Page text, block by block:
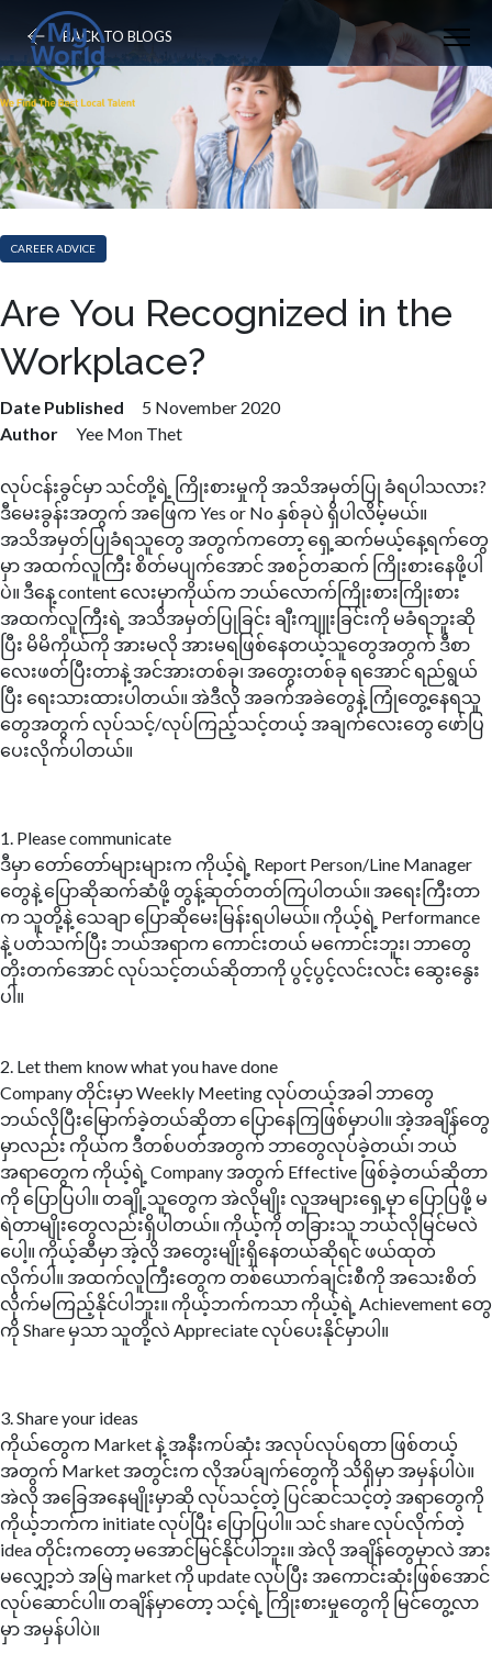
BACK TO BLOGS
CAREER ADVICE
Are You Recognized in the
Workplace?
Date Published
5 November 2020
Author
Yee Mon Thet
လုပ်ငန်းခွင်မှာ သင်တို့ရဲ့ ကြိုးစားမှုကို အသိအမှတ်ပြု ခံရပါသလား?
ဒီမေးခွန်းအတွက် အဖြေက Yes or No နှစ်ခုပဲ ရှိပါလိမ့်မယ်။
အသိအမှတ်ပြုခံရသူတွေ အတွက်ကတော့ ရှေ့ဆက်မယ့်နေ့ရက်တွေ
မှာ အထက်လူကြီး စိတ်မပျက်အောင် အစဉ်တဆက် ကြိုးစားနေဖို့ပါ
ပဲ။ ဒီနေ့ content လေးမှာကိုယ်က ဘယ်လောက်ကြိုးစားကြိုးစား
အထက်လူကြီးရဲ့ အသိအမှတ်ပြုခြင်း ချီးကျူးခြင်းကို မခံရဘူးဆို
ပြီး မိမိကိုယ်ကို အားမလို အားမရဖြစ်နေတယ့်သူတွေအတွက် ဒီစာ
လေးဖတ်ပြီးတာနဲ့ အင်အားတစ်ခု၊ အတွေးတစ်ခု ရအောင် ရည်ရွယ်
ပြီး ရေးသားထားပါတယ်။ အဲဒီလို အခက်အခဲတွေနဲ့ ကြုံတွေ့နေရသူ
တွေအတွက် လုပ်သင့်/လုပ်ကြည့်သင့်တယ့် အချက်လေးတွေ ဖော်ပြ
ပေးလိုက်ပါတယ်။
1. Please communicate
ဒီမှာ တော်တော်များများက ကိုယ့်ရဲ့ Report Person/Line Manager
တွေနဲ့ ပြောဆိုဆက်ဆံဖို့ တွန့်ဆုတ်တတ်ကြပါတယ်။ အရေးကြီးတာ
က သူတို့နဲ့ သေချာ ပြောဆိုမေးမြန်းရပါမယ်။ ကိုယ့်ရဲ့ Performance
နဲ့ ပတ်သက်ပြီး ဘယ်အရာက ကောင်းတယ် မကောင်းဘူး၊ ဘာတွေ
တိုးတက်အောင် လုပ်သင့်တယ်ဆိုတာကို ပွင့်ပွင့်လင်းလင်း ဆွေးနွေး
ပါ။
2. Let them know what you have done
Company တိုင်းမှာ Weekly Meeting လုပ်တယ့်အခါ ဘာတွေ
ဘယ်လိုပြီးမြောက်ခဲ့တယ်ဆိုတာ ပြောနေကြဖြစ်မှာပါ။ အဲ့အချိန်တွေ
မှာလည်း ကိုယ်က ဒီတစ်ပတ်အတွက် ဘာတွေလုပ်ခဲ့တယ်၊ ဘယ်
အရာတွေက ကိုယ့်ရဲ့ Company အတွက် Effective ဖြစ်ခဲ့တယ်ဆိုတာ
ကို ပြောပြပါ။ တချို့သူတွေက အဲလိုမျိုး လူအများရှေ့မှာ ပြောပြဖို့ မ
ရဲတာမျိုးတွေလည်းရှိပါတယ်။ ကိုယ့်ကို တခြားသူ ဘယ်လိုမြင်မလဲ
ပေါ့။ ကိုယ့်ဆီမှာ အဲ့လို အတွေးမျိုးရှိနေတယ်ဆိုရင် ဖယ်ထုတ်
လိုက်ပါ။ အထက်လူကြီးတွေက တစ်ယောက်ချင်းစီကို အသေးစိတ်
လိုက်မကြည့်နိုင်ပါဘူး။ ကိုယ့်ဘက်ကသာ ကိုယ့်ရဲ့ ‌Achievement တွေ
ကို Share မှသာ သူတို့လဲ Appreciate လုပ်ပေးနိုင်မှာပါ။
3. Share your ideas
ကိုယ်တွေက Market နဲ့ အနီးကပ်ဆုံး အလုပ်လုပ်ရတာ ဖြစ်တယ့်
အတွက် Market အတွင်းက လိုအပ်ချက်တွေကို သိရှိမှာ အမှန်ပါပဲ။
အဲလို အ‌ခြေအနေ‌မျိုးမှာဆို လုပ်သင့်တဲ့ ပြင်ဆင်သင့်တဲ့ အရာတွေကို
ကိုယ့်ဘက်က initiate လုပ်ပြီး ပြောပြပါ။ သင် share လုပ်လိုက်တဲ့
idea တိုင်းကတော့ မအောင်မြင်နိုင်ပါဘူး။ အဲလို အချိန်တွေမှာလဲ အား
မလျှော့ဘဲ အမြဲ market ကို update လုပ်ပြီး အကောင်းဆုံးဖြစ်အောင်
လုပ်ဆောင်ပါ။ တချိန်မှာတော့ သင့်ရဲ့ ကြိုးစားမှုတွေကို မြင်တွေ့လာ
မှာ အမှန်ပါပဲ။